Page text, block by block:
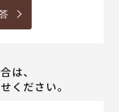
は、
ください。